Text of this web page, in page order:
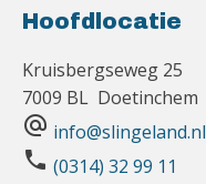
Hoofdlocatie
Kruisbergseweg 25
7009 BL Doetinchem
alternate_email info@slingeland.nl
phone (0314) 32 99 11